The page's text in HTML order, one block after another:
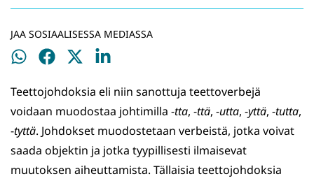
JAA SOSIAALISESSA MEDIASSA
Jaa
Jaa
Jaa
Jaa
Teettojohdoksia eli niin sanottuja teettoverbejä
voidaan muodostaa johtimilla -tta, -ttä, -utta, -yttä, -tutta,
-tyttä. Johdokset muodostetaan verbeistä, jotka voivat
saada objektin ja jotka tyypillisesti ilmaisevat
muutoksen aiheuttamista. Tällaisia teettojohdoksia